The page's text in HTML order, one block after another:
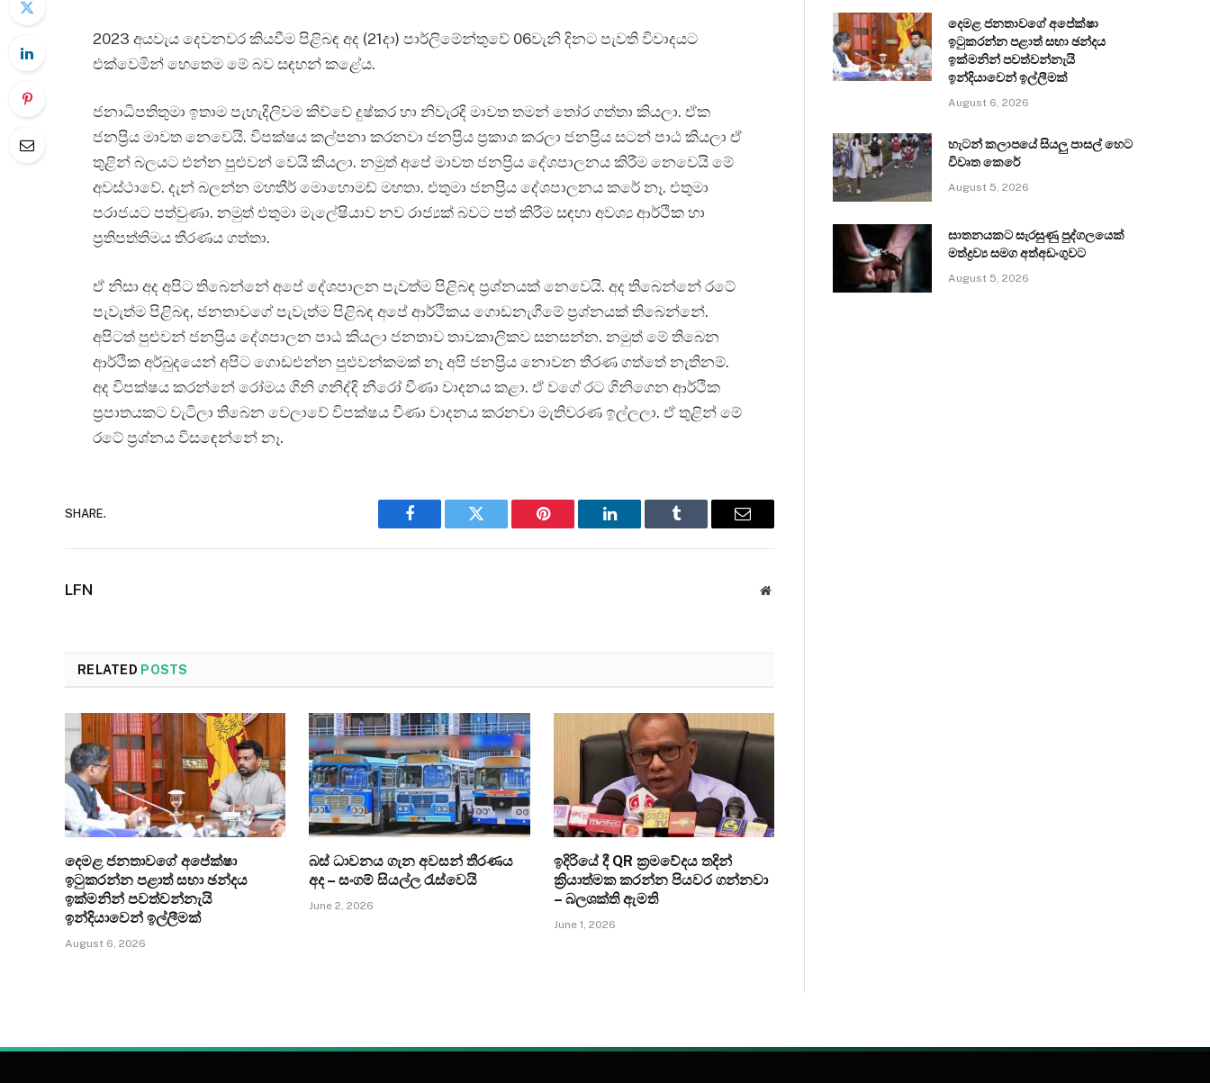
2023 අයවැය දෙවනවර කියවීම පිළිබඳ අද (21දා) පාර්ලිමේන්තුවේ 06වැනි දිනට පැවති විවාදයට
එක්වෙමින් හෙතෙම මේ බව සඳහන් කළේය.
ජනාධිපතිතුමා ඉතාම පැහැදිලිවම කිව්වේ දුෂ්කර හා නිවැරදි මාවත තමන් තෝර ගත්තා කියලා. ඒක
ජනප්‍රිය මාවත නෙවෙයි. විපක්ෂය කල්පනා කරනවා ජනප්‍රිය ප්‍රකාශ කරලා ජනප්‍රිය සටන් පාඨ කියලා ඒ
තුළින් බලයට එන්න පුළුවන් වෙයි කියලා. නමුත් අපේ මාවත ජනප්‍රිය දේශපාලනය කිරීම නෙවෙයි මේ
අවස්ථාවේ. දැන් බලන්න මහතීර් මොහොමඩ් මහතා. එතුමා ජනප්‍රිය දේශපාලනය කරේ නෑ. එතුමා
පරාජයට පත්වුණා. නමුත් එතුමා මැලේෂියාව නව රාජ්‍යක් බවට පත් කිරීම සඳහා අවශ්‍ය ආර්ථික හා
ප්‍රතිපත්තිමය තීරණය ගත්තා.
ඒ නිසා අද අපිට තිබෙන්නේ අපේ දේශපාලන පැවත්ම පිළිබඳ ප්‍රශ්නයක් නෙවෙයි. අද තිබෙන්නේ රටේ
පැවැත්ම පිළිබඳ, ජනතාවගේ පැවැත්ම පිළිබඳ අපේ ආර්ථිකය ගොඩනැගීමේ ප්‍රශ්නයක් තිබෙන්නේ.
අපිටත් පුළුවන් ජනප්‍රිය දේශපාලන පාඨ කියලා ජනතාව තාවකාලිකව සනසන්න. නමුත් මේ තිබෙන
ආර්ථික අර්බුදයෙන් අපිට ගොඩඑන්න පුළුවන්කමක් නෑ අපි ජනප්‍රිය නොවන තීරණ ගත්තේ නැතිනම්.
අද විපක්ෂය කරන්නේ රෝමය ගිනි ගනිද්දි නීරෝ වීණා වාදනය කළා. ඒ වගේ රට ගිනිගෙන ආර්ථික
ප්‍රපාතයකට වැටිලා තිබෙන වෙලාවේ විපක්ෂය වීණා වාදනය කරනවා මැතිවරණ ඉල්ලලා. ඒ තුළින් මේ
රටේ ප්‍රශ්නය විසඳෙන්නේ නෑ.
SHARE.
Facebook Twitter Pinterest LinkedIn Tumblr Email
LFN Website
RELATED POSTS
දෙමළ ජනතාවගේ අපේක්ෂා
ඉටුකරන්න පළාත් සභා ඡන්දය
ඉක්මනින් පවත්වන්නැයි
ඉන්දියාවෙන් ඉල්ලීමක්
August 6, 2026
බස් ධාවනය ගැන අවසන් තීරණය
අද – සංගම් සියල්ල රැස්වෙයි
June 2, 2026
ඉදිරියේ දී QR ක්‍රමවේදය තදින්
ක්‍රියාත්මක කරන්න පියවර ගන්නවා
– බලශක්ති ඇමති
June 1, 2026
දෙමළ ජනතාවගේ අපේක්ෂා
ඉටුකරන්න පළාත් සභා ඡන්දය
ඉක්මනින් පවත්වන්නැයි
ඉන්දියාවෙන් ඉල්ලීමක්
August 6, 2026
හැටන් කලාපයේ සියලු පාසල් හෙට
විවෘත කෙරේ
August 5, 2026
ඝාතනයකට සැරසුණු පුද්ගලයෙක්
මත්ද්‍රව්‍ය සමග අත්අඩංගුවට
August 5, 2026